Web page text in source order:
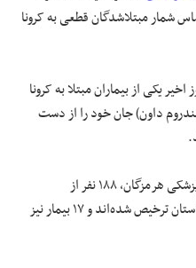
شمار مبتلاشدگان قطعی به کرونا
یکی از بیماران مبتلا به کرونا
مبتلا به سندروم داون) جان خود را از دست
به گفته وی، بنا به اعلام دانشگاه علوم‌پزشکی هرمزگان، ۱۸۸ نفر از
مبتلاشدگان به کرونا از بیمارستان‌های استان ترخیص شده‌اند و ۱۷ بیمار نیز